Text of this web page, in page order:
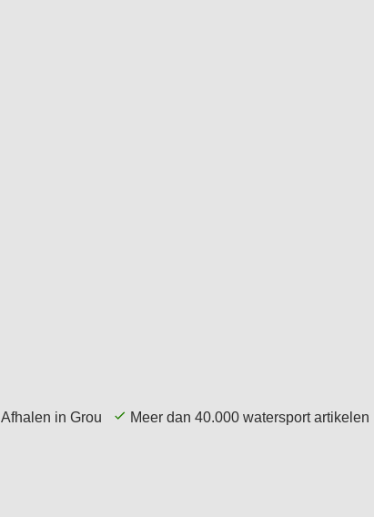
Afhalen in Grou Meer dan 40.000 watersport artikelen